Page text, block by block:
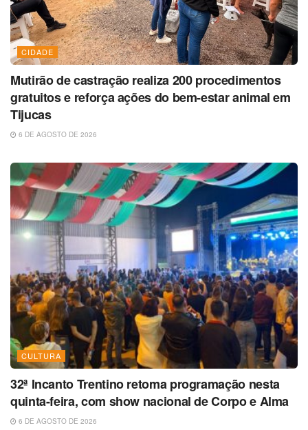
CIDADE
Mutirão de castração realiza 200 procedimentos
gratuitos e reforça ações do bem-estar animal em
Tijucas
6 DE AGOSTO DE 2026
CULTURA
32ª Incanto Trentino retoma programação nesta
quinta-feira, com show nacional de Corpo e Alma
6 DE AGOSTO DE 2026